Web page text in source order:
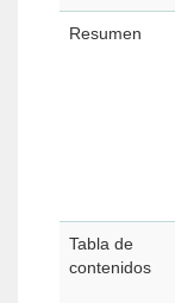
Resumen
Tabla de
contenidos